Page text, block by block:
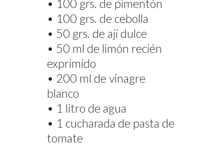
• 100 grs. de pimentón
• 100 grs. de cebolla
• 50 grs. de ají dulce
• 50 ml de limón recién
exprimido
• 200 ml de vinagre
blanco
• 1 litro de agua
• 1 cucharada de pasta de
tomate